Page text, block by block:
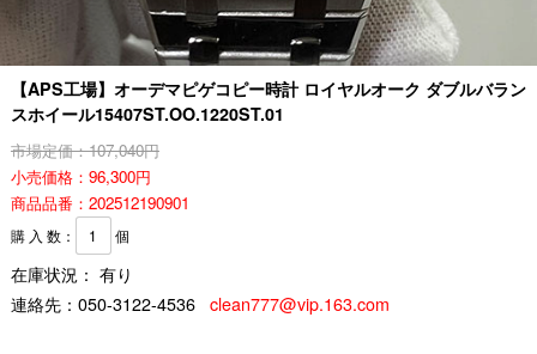
【APS工場】オーデマピゲコピー時計 ロイヤルオーク ダブルバラン
スホイール15407ST.OO.1220ST.01
市場定価：107,040円
小売価格：96,300円
商品品番：202512190901
購 入 数： 個
在庫状況： 有り
連絡先： 050-3122-4536 clean777@vip.163.com